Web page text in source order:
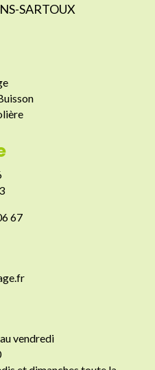
SARTOUX
67
vendredi